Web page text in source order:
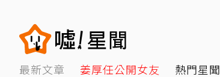
最新文章 姜厚任公開女友 熱門星聞